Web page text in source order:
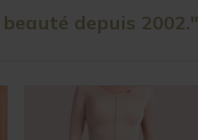
depuis 2002."